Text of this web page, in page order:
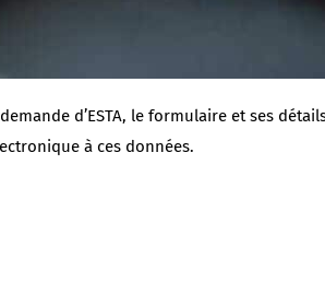
d’ESTA, le formulaire et ses
à ces données.